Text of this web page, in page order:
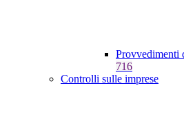
Provvedimenti
716
Controlli sulle imprese